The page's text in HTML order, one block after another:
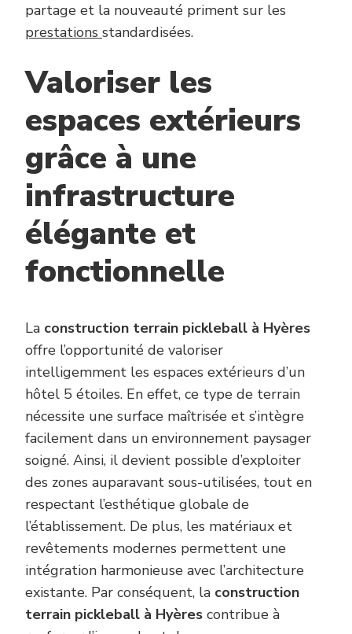
partage et la nouveauté priment sur les
prestations standardisées.
Valoriser les
espaces extérieurs
grâce à une
infrastructure
élégante et
fonctionnelle
La construction terrain pickleball à Hyères
offre l’opportunité de valoriser
intelligemment les espaces extérieurs d’un
hôtel 5 étoiles. En effet, ce type de terrain
nécessite une surface maîtrisée et s’intègre
facilement dans un environnement paysager
soigné. Ainsi, il devient possible d’exploiter
des zones auparavant sous-utilisées, tout en
respectant l’esthétique globale de
l’établissement. De plus, les matériaux et
revêtements modernes permettent une
intégration harmonieuse avec l’architecture
existante. Par conséquent, la construction
terrain pickleball à Hyères contribue à